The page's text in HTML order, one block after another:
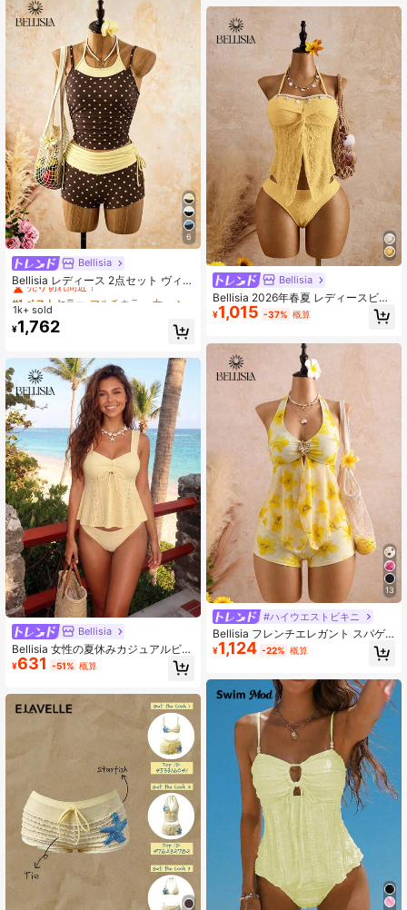
6
Bellisia
Bellisia レディース 2点セット ヴィン
テージ ドット柄 スパゲッティストラ
ップ タンクトップ & ドローストリン
グ ショーツ ビキニセット 夏のビー
チバケーション向け
#1 ベストセラー
売り切れ間近！
#1 ベストセラー
売り切れ間近！
#1 ベストセラー
売り切れ間近！
#1 ベストセラー
1k+ sold
¥1,762
Bellisia
Bellisia 女性の夏休みカジュアルビー
チウェア イエロー無地 2ピース ビキ
ニ水着セット、テクスチャ生地 ワイ
¥631 -51% 概算
ボトム、ビーチ水着セット
Bellisia
Bellisia 2026年春夏 レディースビー
チウェア、レディースキャミソール
ビキニ2点セット、ビーチリゾート
ヘミアン貝殻&ヒトデ編みストラップ
デコレーション、エレガントツイス
トバンドゥ、フリルヘム、取り外し
可能なストラップ
¥1,015 -37% 概算
13
#ハイウエストビキニ
Bellisia フレンチエレガント スパゲ
ッティストラップ タンクトップ ビキ
ニ メタリック装飾＆メッシュパッチ
ンスタイル 2ピース水着
¥1,124 -22% 概算